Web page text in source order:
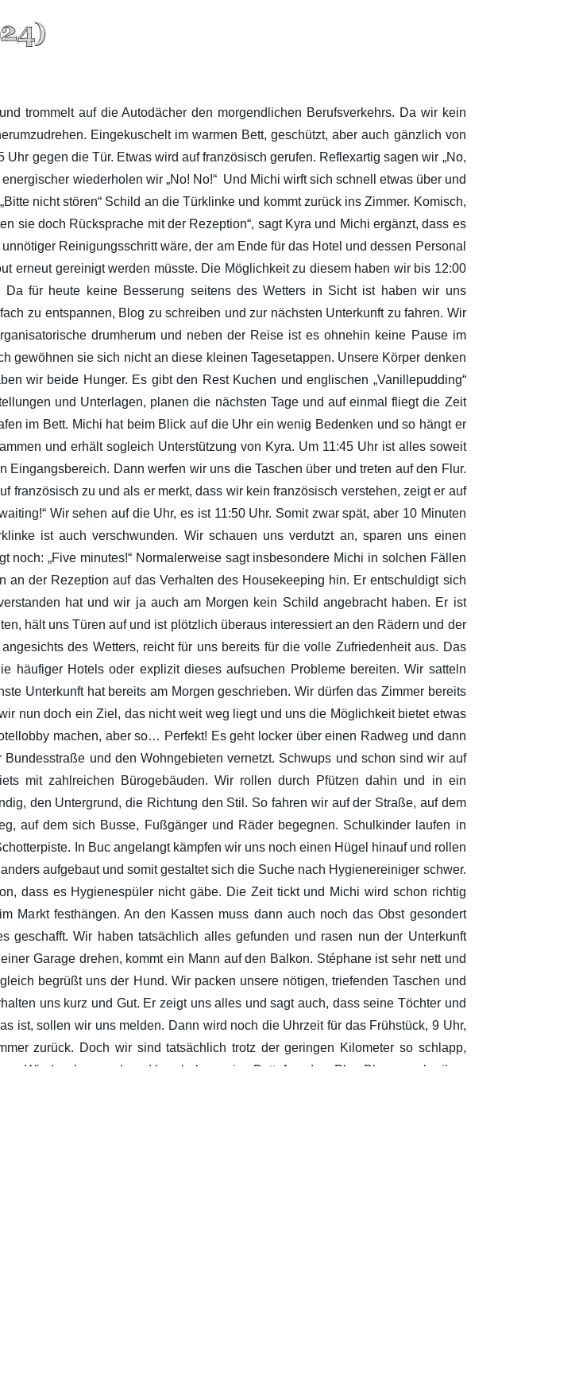
trommelt auf die Autodächer den morgendlichen Berufsverkehrs. Da wir kein
Eingekuschelt im warmen Bett, geschützt, aber auch gänzlich von
gegen die Tür. Etwas wird auf französisch gerufen. Reflexartig sagen wir „No,
wiederholen wir „No! No!“ Und Michi wirft sich schnell etwas über und
nicht stören“ Schild an die Türklinke und kommt zurück ins Zimmer. Komisch,
sie doch Rücksprache mit der Rezeption“, sagt Kyra und Michi ergänzt, dass es
Reinigungsschritt wäre, der am Ende für das Hotel und dessen Personal
erneut gereinigt werden müsste. Die Möglichkeit zu diesem haben wir bis 12:00
für heute keine Besserung seitens des Wetters in Sicht ist haben wir uns
zu entspannen, Blog zu schreiben und zur nächsten Unterkunft zu fahren. Wir
drumherum und neben der Reise ist es ohnehin keine Pause im
gewöhnen sie sich nicht an diese kleinen Tagesetappen. Unsere Körper denken
wir beide Hunger. Es gibt den Rest Kuchen und englischen „Vanillepudding“
und Unterlagen, planen die nächsten Tage und auf einmal fliegt die Zeit
im Bett. Michi hat beim Blick auf die Uhr ein wenig Bedenken und so hängt er
und erhält sogleich Unterstützung von Kyra. Um 11:45 Uhr ist alles soweit
Dann werfen wir uns die Taschen über und treten auf den Flur.
französisch zu und als er merkt, dass wir kein französisch verstehen, zeigt er auf
Wir sehen auf die Uhr, es ist 11:50 Uhr. Somit zwar spät, aber 10 Minuten
ist auch verschwunden. Wir schauen uns verdutzt an, sparen uns einen
noch: „Five minutes!“ Normalerweise sagt insbesondere Michi in solchen Fällen
der Rezeption auf das Verhalten des Housekeeping hin. Er entschuldigt sich
hat und wir ja auch am Morgen kein Schild angebracht haben. Er ist
hält uns Türen auf und ist plötzlich überaus interessiert an den Rädern und der
des Wetters, reicht für uns bereits für die volle Zufriedenheit aus. Das
häufiger Hotels oder explizit dieses aufsuchen Probleme bereiten. Wir satteln
Unterkunft hat bereits am Morgen geschrieben. Wir dürfen das Zimmer bereits
nun doch ein Ziel, das nicht weit weg liegt und uns die Möglichkeit bietet etwas
machen, aber so… Perfekt! Es geht locker über einen Radweg und dann
und den Wohngebieten vernetzt. Schwups und schon sind wir auf
mit zahlreichen Bürogebäuden. Wir rollen durch Pfützen dahin und in ein
den Untergrund, die Richtung den Stil. So fahren wir auf der Straße, auf dem
auf dem sich Busse, Fußgänger und Räder begegnen. Schulkinder laufen in
In Buc angelangt kämpfen wir uns noch einen Hügel hinauf und rollen
aufgebaut und somit gestaltet sich die Suche nach Hygienereiniger schwer.
dass es Hygienespüler nicht gäbe. Die Zeit tickt und Michi wird schon richtig
Markt festhängen. An den Kassen muss dann auch noch das Obst gesondert
geschafft. Wir haben tatsächlich alles gefunden und rasen nun der Unterkunft
Garage drehen, kommt ein Mann auf den Balkon. Stéphane ist sehr nett und
begrüßt uns der Hund. Wir packen unsere nötigen, triefenden Taschen und
uns kurz und Gut. Er zeigt uns alles und sagt auch, dass seine Töchter und
ist, sollen wir uns melden. Dann wird noch die Uhrzeit für das Frühstück, 9 Uhr,
zurück. Doch wir sind tatsächlich trotz der geringen Kilometer so schlapp,
Wir duschen noch und kuscheln uns ins Bett. Aus dem Plan Blog zu schreiben